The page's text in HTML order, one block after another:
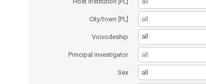
City/town [PL]
Voivodeship all
Principal investigator
Sex all